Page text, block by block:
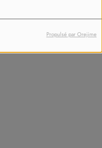
Propulsé par Orejime
ouverte dans les
circonstances exactes